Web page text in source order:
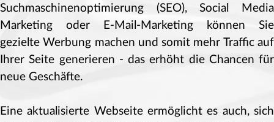
Suchmaschinenoptimierung (SEO), Social Media
Marketing oder E-Mail-Marketing können Sie
gezielte Werbung machen und somit mehr Traffic auf
Ihrer Seite generieren - das erhöht die Chancen für
neue Geschäfte.
Eine aktualisierte Webseite ermöglicht es auch, sich